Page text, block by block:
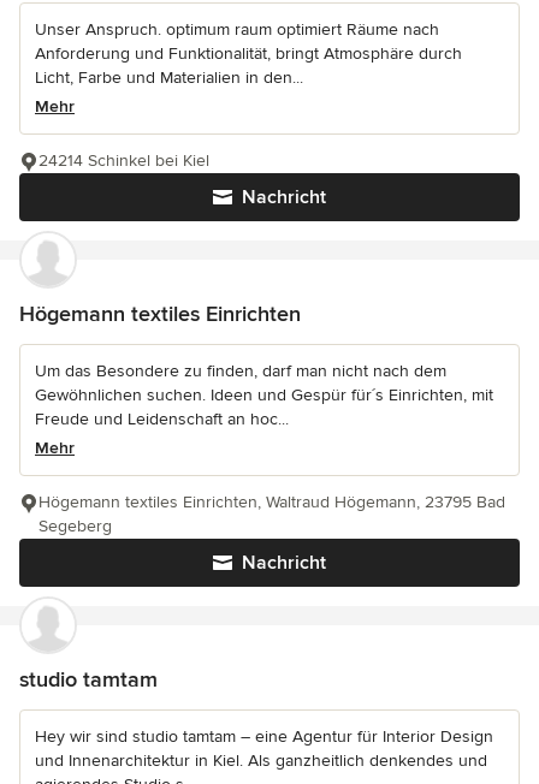
Unser Anspruch. optimum raum optimiert Räume nach
Anforderung und Funktionalität, bringt Atmosphäre durch
Licht, Farbe und Materialien in den...
Mehr
Nachricht
24214 Schinkel bei Kiel
Högemann textiles Einrichten
Um das Besondere zu finden, darf man nicht nach dem
Gewöhnlichen suchen. Ideen und Gespür für´s Einrichten, mit
Freude und Leidenschaft an hoc...
Mehr
Nachricht
Högemann textiles Einrichten, Waltraud Högemann, 23795 Bad
Segeberg
studio tamtam
Hey wir sind studio tamtam – eine Agentur für Interior Design
und Innenarchitektur in Kiel. Als ganzheitlich denkendes und